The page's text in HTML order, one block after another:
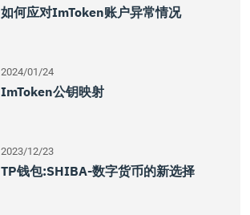
如何应对imToken账户异常情况
2024/01/24
ImToken公钥映射
2023/12/23
TP钱包:SHIBA-数字货币的新选择